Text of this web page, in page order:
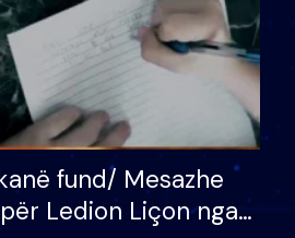
fund/ Mesazhe
Ledion Liçon nga